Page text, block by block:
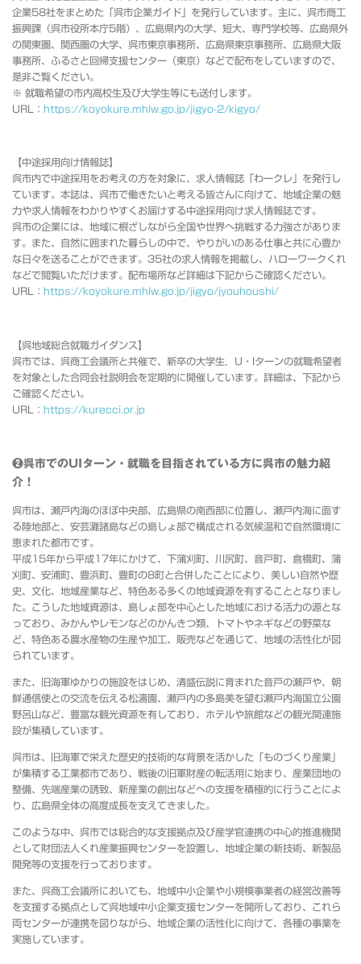
企業58社をまとめた「呉市企業ガイド」を発行しています。主に、呉市商工
振興課（呉市役所本庁5階）、広島県内の大学、短大、専門学校等、広島県外
の関東圏、関西圏の大学、呉市東京事務所、広島県東京事務所、広島県大阪
事務所、ふるさと回帰支援センター（東京）などで配布をしていますので、
是非ご覧ください。
※ 就職希望の市内高校生及び大学生等にも送付します。
URL： https://koyokure.mhlw.go.jp/jigyo-2/kigyo/
【中途採用向け情報誌】
呉市内で中途採用をお考えの方を対象に、求人情報誌「わークレ」を発行し
ています。本誌は、呉市で働きたいと考える皆さんに向けて、地域企業の魅
力や求人情報をわかりやすくお届けする中途採用向け求人情報誌です。
呉市の企業には、地域に根ざしながら全国や世界へ挑戦する力強さがありま
す。また、自然に囲まれた暮らしの中で、やりがいのある仕事と共に心豊か
な日々を送ることができます。35社の求人情報を掲載し、ハローワークくれ
などで閲覧いただけます。配布場所など詳細は下記からご確認ください。
URL： https://koyokure.mhlw.go.jp/jigyo/jyouhoushi/
【呉地域総合就職ガイダンス】
呉市では、呉商工会議所と共催で、新卒の大学生，U・Iターンの就職希望者
を対象とした合同会社説明会を定期的に開催しています。詳細は、下記から
ご確認ください。
URL： https://kurecci.or.jp
❷呉市でのUIターン・就職を目指されている方に呉市の魅力紹
介！
呉市は、瀬戸内海のほぼ中央部、広島県の南西部に位置し、瀬戸内海に面す
る陸地部と、安芸灘諸島などの島しょ部で構成される気候温和で自然環境に
恵まれた都市です。
平成15年から平成17年にかけて、下蒲刈町、川尻町、音戸町、倉橋町、蒲
刈町、安浦町、豊浜町、豊町の8町と合併したことにより、美しい自然や歴
史、文化、地域産業など、特色ある多くの地域資源を有することとなりまし
た。こうした地域資源は、島しょ部を中心とした地域における活力の源とな
っており、みかんやレモンなどのかんきつ類、トマトやネギなどの野菜な
ど、特色ある農水産物の生産や加工、販売などを通じて、地域の活性化が図
られています。
また、旧海軍ゆかりの施設をはじめ、清盛伝説に育まれた音戸の瀬戸や、朝
鮮通信使との交流を伝える松濤園、瀬戸内の多島美を望む瀬戸内海国立公園
野呂山など、豊富な観光資源を有しており、ホテルや旅館などの観光関連施
設が集積しています。
呉市は、旧海軍で栄えた歴史的技術的な背景を活かした「ものづくり産業」
が集積する工業都市であり、戦後の旧軍財産の転活用に始まり、産業団地の
整備、先端産業の誘致、新産業の創出などへの支援を積極的に行うことによ
り、広島県全体の高度成長を支えてきました。
このような中、呉市では総合的な支援拠点及び産学官連携の中心的推進機関
として財団法人くれ産業振興センターを設置し、地域企業の新技術、新製品
開発等の支援を行っております。
また、呉商工会議所においても、地域中小企業や小規模事業者の経営改善等
を支援する拠点として呉地域中小企業支援センターを開所しており、これら
両センターが連携を図りながら、地域企業の活性化に向けて、各種の事業を
実施しています。